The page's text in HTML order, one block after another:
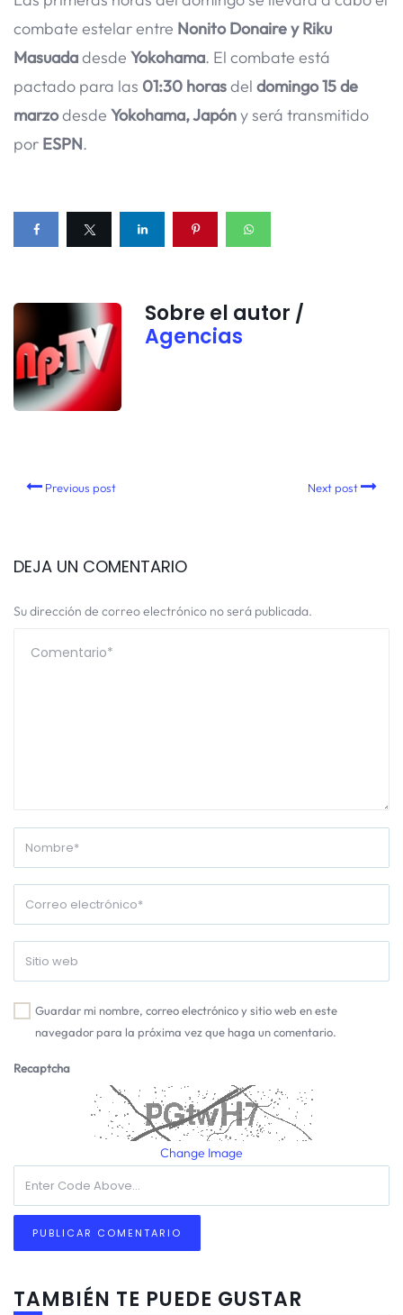
combate estelar entre Nonito Donaire y Riku
Masuadadesde Yokohama. El combate está
pactado para las 01:30 horasdel domingo 15 de
marzodesde Yokohama, Japóny será transmitido
por ESPN.
Sobre el autor /
Agencias
Previous post Next post
DEJA UN COMENTARIO
Su dirección de correo electrónico no será publicada.
Guardar mi nombre, correo electrónico y sitio web en este
navegador para la próxima vez que haga un comentario.
Recaptcha
Change Image
TAMBIÉN TE PUEDE GUSTAR